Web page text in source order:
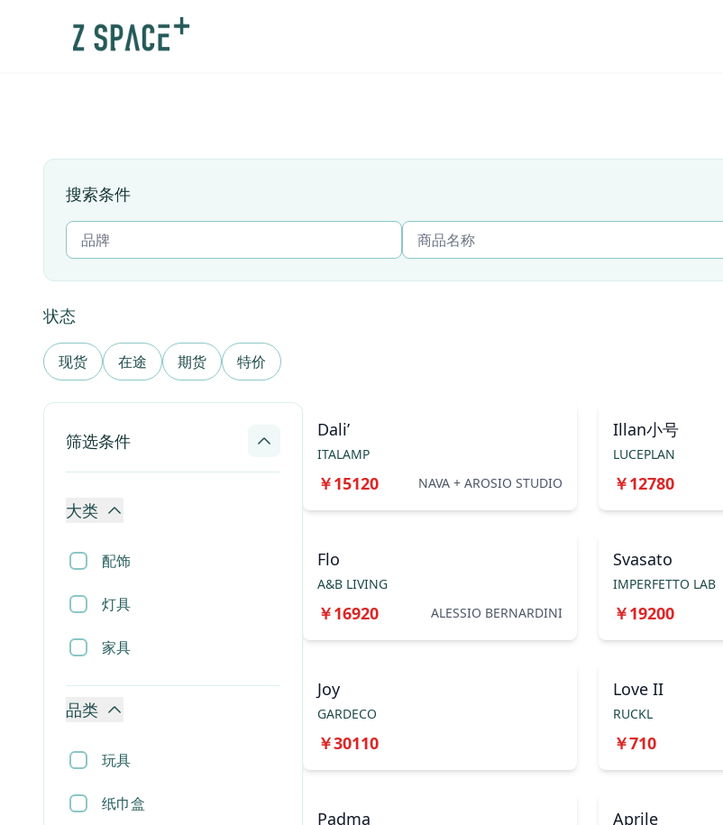
搜索条件
状态
现货 在途 期货 特价
筛选条件
大类
配饰
灯具
家具
品类
玩具
纸巾盒
Dali’
ITALAMP
￥15120 NAVA + AROSIO STUDIO
Illan小号
LUCEPLAN
￥12780
Flo
A&B LIVING
￥16920 ALESSIO BERNARDINI
Svasato
IMPERFETTO LAB
￥19200
Joy
GARDECO
￥30110
Love II
RUCKL
￥710
Padma Aprile